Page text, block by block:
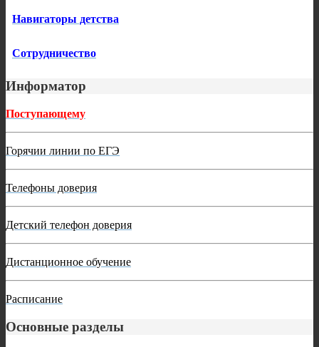
Навигаторы детства
Сотрудничество
Информатор
Поступающему
Горячии линии по ЕГЭ
Телефоны доверия
Детский телефон доверия
Дистанционное обучение
Расписание
Основные разделы